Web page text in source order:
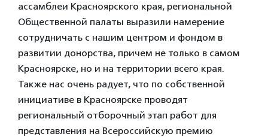
ассамблеи Красноярского края, региональной
Общественной палаты выразили намерение
сотрудничать с нашим центром и фондом в
развитии донорства, причем не только в самом
Красноярске, но и на территории всего края.
Также нас очень радует, что по собственной
инициативе в Красноярске проводят
региональный отборочный этап работ для
представления на Всероссийскую премию